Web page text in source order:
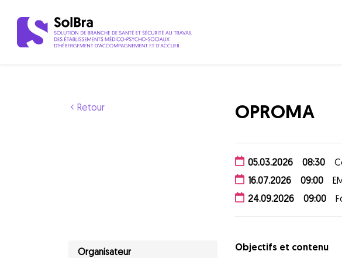
Retour OPROMA
05.03.2026 08:30
16.07.2026 09:00
24.09.2026 09:00
Organisateur
Objectifs et contenu